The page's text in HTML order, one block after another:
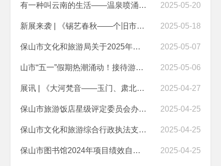
有一种叫云南的生活——温泉喷涌·‘浴’在保山”——保山多元文旅资源亮... 2025-05-20
新展来袭 | 《锡艺春秋——个旧市博物馆藏品巡回交流展》在保山市博物馆... 2025-05-18
保山市文化和旅游局关于2025年保山市国内游客花费抽样调查服务项目的比... 2025-05-07
山市“五一”假期热潮涌动！接待游客156.24万人次！ 2025-05-06
展讯 | 《大河梵音——玉门、肃北石窟艺术展》在保山市博物馆开展 2025-04-27
保山市旅游饭店星级评定委员会办公室三星级旅游饭店评定公告（2025年第... 2025-04-25
保山市文化和旅游综合行政执法支队2024年项目绩效自评表 2025-04-25
保山市图书馆2024年项目绩效自评表 2025-04-25